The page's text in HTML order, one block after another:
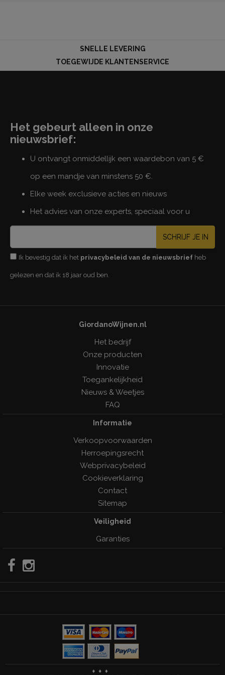
SNELLE LEVERING
TOEGEWIJDE KLANTENSERVICE
Het gebeurt alleen in onze
nieuwsbrief:
U ontvangt onmiddellijk een waardebon van 5 €
op een mandje van minstens 50 €.
Elke week exclusieve acties en nieuws
Het advies van onze experts, speciaal voor u
SCHRIJF JE IN
Ik bevestig dat ik het privacybeleid van de nieuwsbrief heb
gelezen en dat ik 18 jaar oud ben.
GiordanoWijnen.nl
Het bedrijf
Onze producten
Innovatie
Toegankelijkheid
Nieuws & Weetjes
FAQ
Informatie
Verkoopvoorwaarden
Herroepingsrecht
Webprivacybeleid
Cookieverklaring
Contact
Sitemap
Veiligheid
Garanties